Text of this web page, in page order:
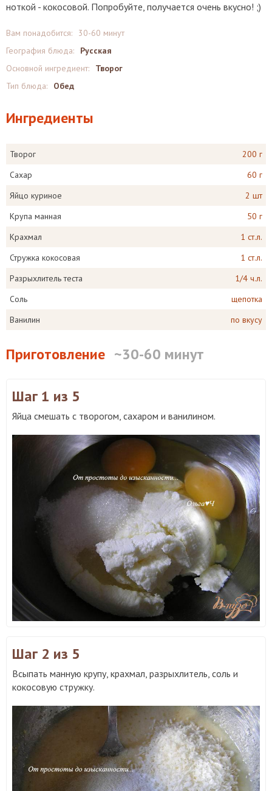
ноткой - кокосовой. Попробуйте, получается очень вкусно! ;)
Вам понадобится:
30-60 минут
География блюда:
Русская
Основной ингредиент:
Творог
Тип блюда:
Обед
Ингредиенты
Творог
200 г
Сахар
60 г
Яйцо куриное
2 шт
Крупа манная
50 г
Крахмал
1 ст.л.
Стружка кокосовая
1 ст.л.
Разрыхлитель теста
1/4 ч.л.
Соль
щепотка
Ванилин
по вкусу
Приготовление ~30-60 минут
Шаг 1 из 5
Яйца смешать с творогом, сахаром и ванилином.
Шаг 2 из 5
Всыпать манную крупу, крахмал, разрыхлитель, соль и
кокосовую стружку.